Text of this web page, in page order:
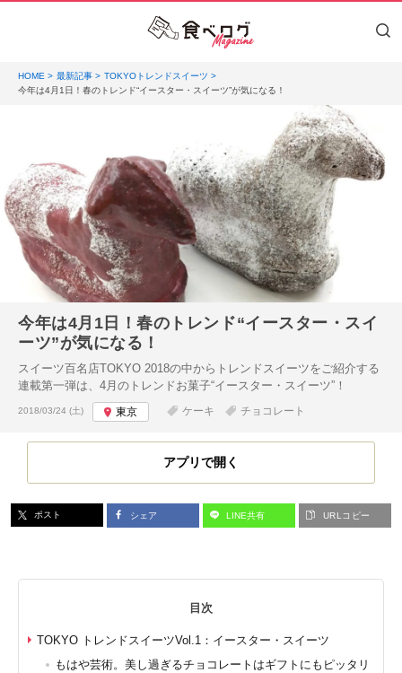
HOME 最新記事
TOKYOトレンドスイーツ
今年は4月1日！春のトレンド“イースター・スイーツ”が気になる！
今年は4月1日！春のトレンド“イースター・スイ
ーツ”が気になる！
スイーツ百名店TOKYO 2018の中からトレンドスイーツをご紹介する
連載第一弾は、4月のトレンドお菓子“イースター・スイーツ”！
投稿日:
2018/03/24 (土) 東京 ケーキ チョコレート
アプリで開く
ポスト シェア LINE共有 URLコピー
目次
TOKYO トレンドスイーツVol.1：イースター・スイーツ
もはや芸術。美し過ぎるチョコレートはギフトにもピッタリ